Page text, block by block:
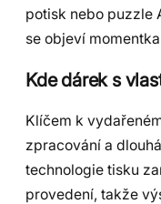
potisk nebo puzzle
se objeví
Kde dárek s
Klíčem k
zpracování a
technologie tisku
provedení, takže